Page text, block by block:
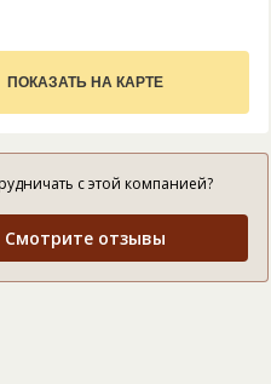
ПОКАЗАТЬ НА КАРТЕ
с этой компанией?
Смотрите отзывы